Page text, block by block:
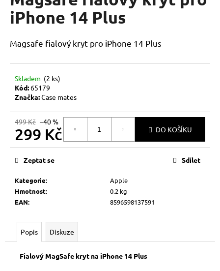
0,0
hvězdiček.
iPhone 14 Plus
Magsafe fialový kryt pro iPhone 14 Plus
Skladem (2 ks)
Kód: 65179
Značka:Case mates
499 Kč –40 %
299 Kč
Měrná
DO KOŠÍKU
Kategorie:
Apple
Hmotnost:
0.2 kg
EAN: 8596598137591
Zeptat se Sdílet
Popis Diskuze
Fialový MagSafe kryt na iPhone 14 Plus
a
j
í
t
?
HLEDAT
D
p
o
j